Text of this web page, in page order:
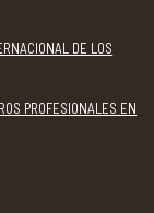
DE LOS
PROFESIONALES EN